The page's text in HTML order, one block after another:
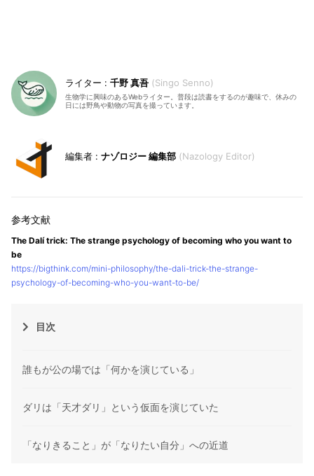
千野 真吾 Singo Senno
生物学に興味のあるWebライター。普段は読書をするのが趣味で、休みの
日には野鳥や動物の写真を撮っています。
ナゾロジー 編集部 Nazology Editor
The Dalí trick: The strange psychology of becoming who you want to
be
https://bigthink.com/mini-philosophy/the-dali-trick-the-strange-
psychology-of-becoming-who-you-want-to-be/
目次
誰もが公の場では「何かを演じている」
ダリは「天才ダリ」という仮面を演じていた
「なりきること」が「なりたい自分」への近道